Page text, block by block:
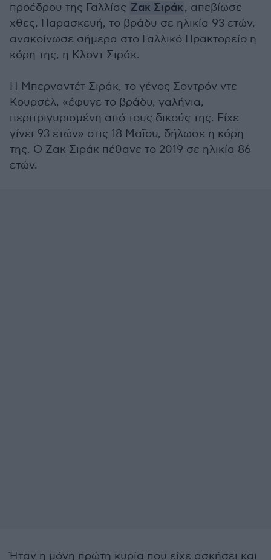
προέδρου της Γαλλίας Ζακ Σιράκ, απεβίωσε
χθες, Παρασκευή, το βράδυ σε ηλικία 93 ετών,
ανακοίνωσε σήμερα στο Γαλλικό Πρακτορείο η
κόρη της, η Κλοντ Σιράκ.
Η Μπερναντέτ Σιράκ, το γένος Σοντρόν ντε
Κουρσέλ, «έφυγε το βράδυ, γαλήνια,
περιτριγυρισμένη από τους δικούς της. Είχε
γίνει 93 ετών» στις 18 Μαΐου, δήλωσε η κόρη
της. Ο Ζακ Σιράκ πέθανε το 2019 σε ηλικία 86
ετών.
Ήταν η μόνη πρώτη κυρία που είχε ασκήσει και